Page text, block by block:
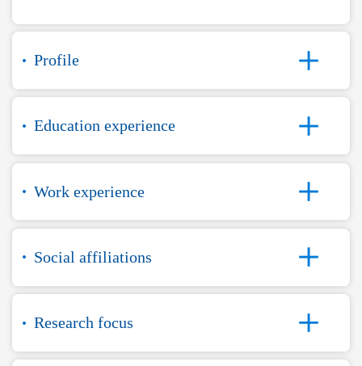
Profile
Education experience
Work experience
Social affiliations
Research focus